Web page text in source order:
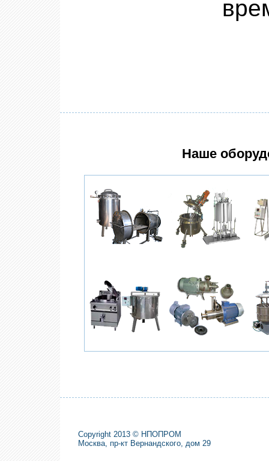
Наше
Copyright 2013 © НПОПРОМ
Москва, пр-кт Вернандского, дом 29